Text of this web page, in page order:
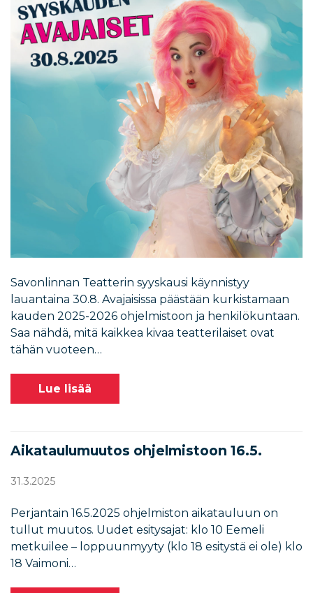
Savonlinnan Teatterin syyskausi käynnistyy
lauantaina 30.8. Avajaisissa päästään kurkistamaan
kauden 2025-2026 ohjelmistoon ja henkilökuntaan.
Saa nähdä, mitä kaikkea kivaa teatterilaiset ovat
tähän vuoteen…
Lue lisää
Aikataulumuutos ohjelmistoon 16.5.
31.3.2025
Perjantain 16.5.2025 ohjelmiston aikatauluun on
tullut muutos. Uudet esitysajat: klo 10 Eemeli
metkuilee – loppuunmyyty (klo 18 esitystä ei ole) klo
18 Vaimoni…